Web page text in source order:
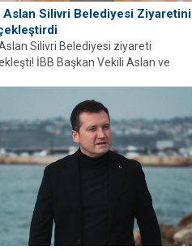
Aslan Silivri Belediyesi Ziyaretini
Silivri Belediyesi ziyareti
İBB Başkan Vekili Aslan ve